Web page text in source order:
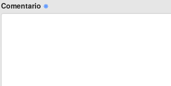
Comentario